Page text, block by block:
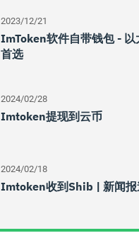
2023/12/21
ImToken软件自带钱包 - 以
首选
2024/02/28
Imtoken提现到云币
2024/02/18
Imtoken收到shib | 新闻报